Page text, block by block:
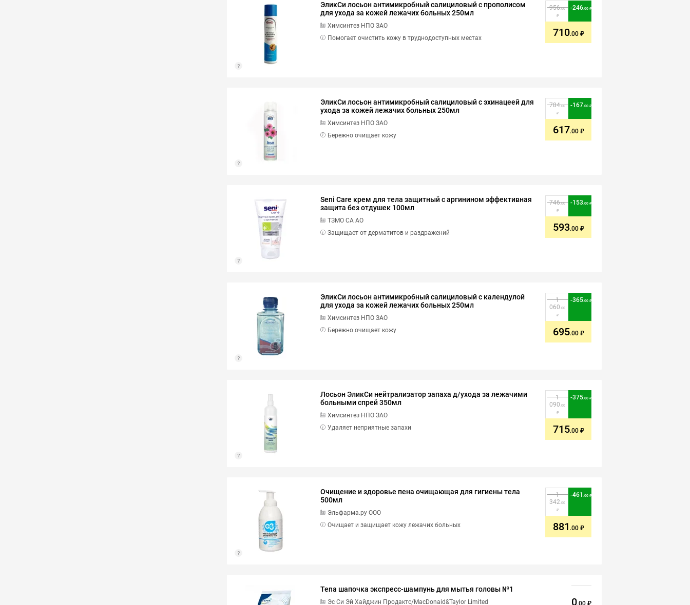
ЭликСи лосьон антимикробный салициловый с прополисом
для ухода за кожей лежачих больных 250мл
Химсинтез НПО ЗАО
Помогает очистить кожу в труднодоступных местах
956.00 -246.00
710.00
ЭликСи лосьон антимикробный салициловый с эхинацеей для
ухода за кожей лежачих больных 250мл
Химсинтез НПО ЗАО
Бережно очищает кожу
784.00 -167.00
617.00
Seni Care крем для тела защитный с аргинином эффективная
защита без отдушек 100мл
ТЗМО СА АО
Защищает от дерматитов и раздражений
746.00 -153.00
593.00
ЭликСи лосьон антимикробный салициловый с календулой
для ухода за кожей лежачих больных 250мл
Химсинтез НПО ЗАО
Бережно очищает кожу
1
060.00
-365.00
695.00
Лосьон ЭликСи нейтрализатор запаха д/ухода за лежачими
больными спрей 350мл
Химсинтез НПО ЗАО
Удаляет неприятные запахи
1
090.00
-375.00
715.00
Очищение и здоровье пена очищающая для гигиены тела
500мл
Эльфарма.ру ООО
Очищает и защищает кожу лежачих больных
1
342.00
-461 .00
881 .00
Tena шапочка экспресс-шампунь для мытья головы №1
Эс Си Эй Хайджин Продактс/MacDonaid&Taylor Limited 0.00